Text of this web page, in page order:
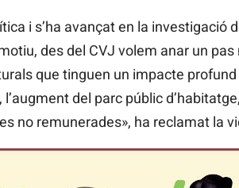
i s’ha avançat en la investigació
des del CVJ volem anar un pas
que tinguen un impacte
del parc públic
no remunerades», ha reclamat la